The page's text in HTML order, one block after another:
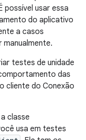
usar essa
do aplicativo
a casos
testes de unidade
das
cliente do Conexão
classe
usa em testes